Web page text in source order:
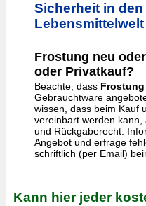
Sicherheit in
Lebensmittelwelt
Frostung neu
oder Privatkauf?
Beachte, dass Frostung
Gebrauchtware
wissen, dass beim Kauf
vereinbart werden
und Rückgaberecht.
Angebot und erfrage
schriftlich (per Email)
Kann hier jeder